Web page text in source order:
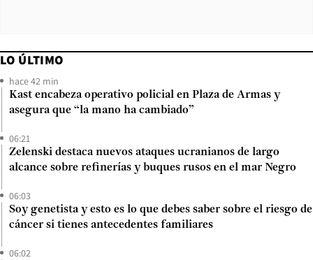
LO ÚLTIMO
hace 42 min
Kast encabeza operativo policial en Plaza de Armas y
asegura que “la mano ha cambiado”
06:21
Zelenski destaca nuevos ataques ucranianos de largo
alcance sobre refinerías y buques rusos en el mar Negro
06:03
Soy genetista y esto es lo que debes saber sobre el riesgo de
cáncer si tienes antecedentes familiares
06:02